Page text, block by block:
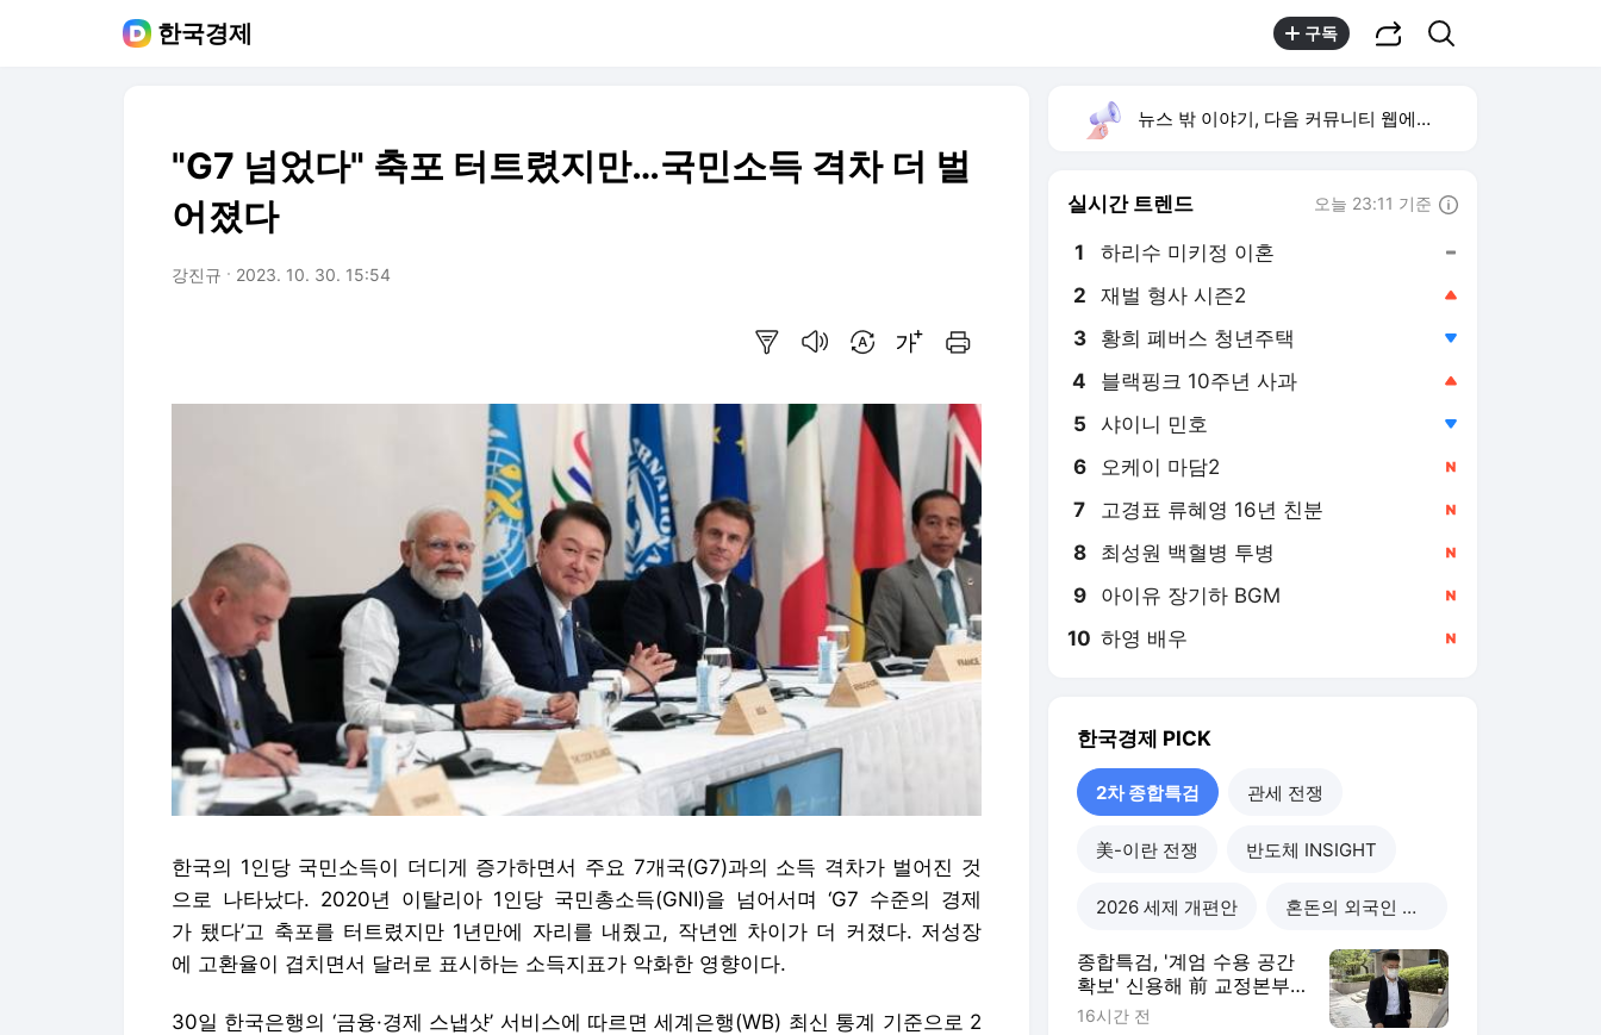
한국경제 구독
"G7 넘었다" 축포 터트렸지만…국민소득 격차 더 벌
어졌다
강진규 2023. 10. 30. 15:54
한국의 1인당 국민소득이 더디게 증가하면서 주요 7개국(G7)과의 소득 격차가 벌어진 것
으로 나타났다. 2020년 이탈리아 1인당 국민총소득(GNI)을 넘어서며 ‘G7 수준의 경제
가 됐다’고 축포를 터트렸지만 1년만에 자리를 내줬고, 작년엔 차이가 더 커졌다. 저성장
에 고환율이 겹치면서 달러로 표시하는 소득지표가 악화한 영향이다.
30일 한국은행의 ‘금융·경제 스냅샷’ 서비스에 따르면 세계은행(WB) 최신 통계 기준으로 2
뉴스 밖 이야기, 다음 커뮤니티 웹에서 보기
실시간 트렌드 오늘 23:11 기준
1 하리수 미키정 이혼
2 재벌 형사 시즌2
3 황희 폐버스 청년주택
4 블랙핑크 10주년 사과
5 샤이니 민호
6 오케이 마담2
7 고경표 류혜영 16년 친분
8 최성원 백혈병 투병
9 아이유 장기하 BGM
10 하영 배우
한국경제 PICK
2차 종합특검 관세 전쟁
美-이란 전쟁 반도체 INSIGHT
2026 세제 개편안 혼돈의 외국인 고용시장
종합특검, '계엄 수용 공간
확보' 신용해 前 교정본부
장 불구속 기소
16시간 전